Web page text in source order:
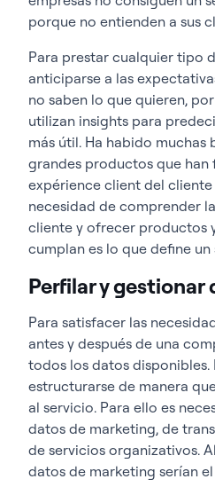
porque no entienden a sus
Para prestar cualquier tipo
anticiparse a las
no saben lo que quieren,
utilizan insights para
más útil. Ha habido muchas
grandes productos que han
expérience client del
necesidad de comprender
cliente y ofrecer productos
cumplan es lo que define
Perfilar y gestionar
Para satisfacer las
antes y después de una
todos los datos disponibles.
estructurarse de manera
al servicio. Para ello es
datos de marketing, de
de servicios organizativos.
datos de marketing serían